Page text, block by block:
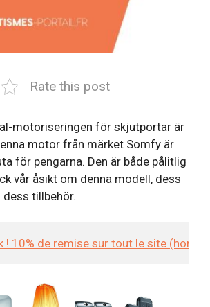
Rate this post
motoriseringen för skjutportar är
motor från märket Somfy är
för pengarna. Den är både pålitlig
vår åsikt om denna modell, dess
tillbehör.
! 10% de remise sur tout le site (hors